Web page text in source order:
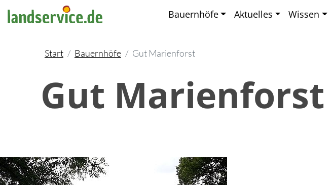
Bauernhöfe Aktuelles Wissen
Start Bauernhöfe Gut Marienforst
Gut Marienforst